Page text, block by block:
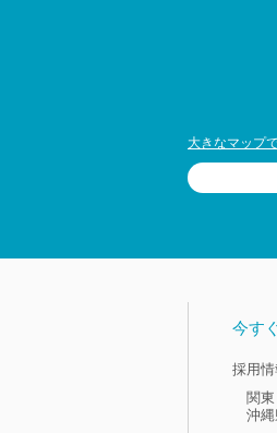
大きなマップ
今す
採用情
関東
沖縄